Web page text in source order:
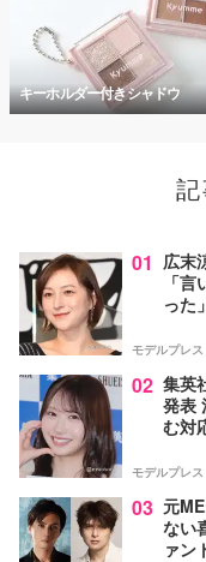
キーホルダー付きシャドウ
01 広末
「
った」
モデルプレス
02 集英
発表
む対
モデルプレス
03 元
ない
ァン